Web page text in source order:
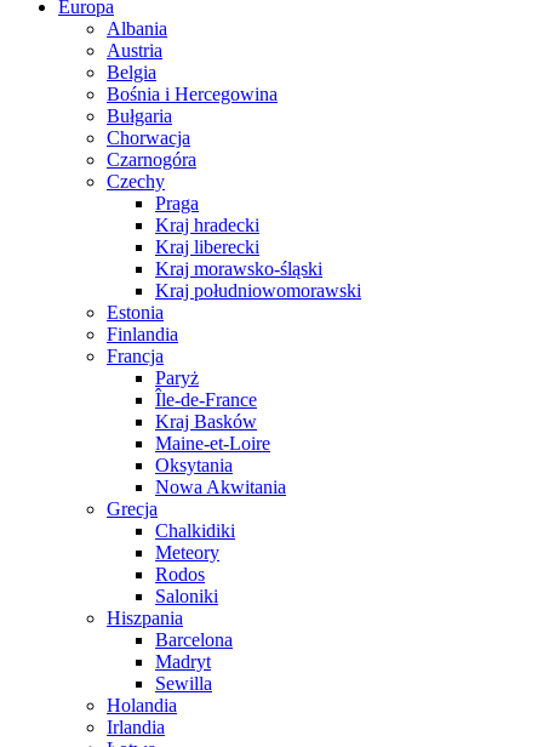
Europa
Albania
Austria
Belgia
Bośnia i Hercegowina
Bułgaria
Chorwacja
Czarnogóra
Czechy
Praga
Kraj hradecki
Kraj liberecki
Kraj morawsko-śląski
Kraj południowomorawski
Estonia
Finlandia
Francja
Paryż
Île-de-France
Kraj Basków
Maine-et-Loire
Oksytania
Nowa Akwitania
Grecja
Chalkidiki
Meteory
Rodos
Saloniki
Hiszpania
Barcelona
Madryt
Sewilla
Holandia
Irlandia